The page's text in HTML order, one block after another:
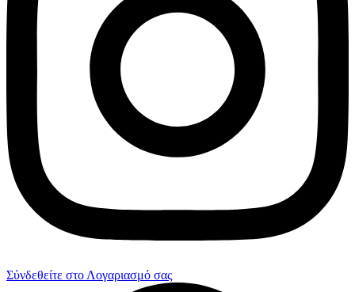
Σύνδεθείτε στο Λογαριασμό σας